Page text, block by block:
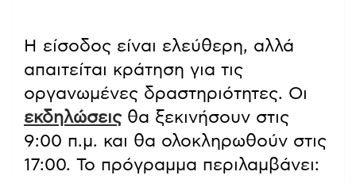
Η είσοδος είναι ελεύθερη, αλλά
απαιτείται κράτηση για τις
οργανωμένες δραστηριότητες. Οι
εκδηλώσειςθα ξεκινήσουν στις
9:00 π.μ. και θα ολοκληρωθούν στις
17:00. Το πρόγραμμα περιλαμβάνει: